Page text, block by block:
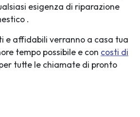
esigenza di riparazione
.
e affidabili verranno a casa tua
tempo possibile e con costi di
tutte le chiamate di pronto